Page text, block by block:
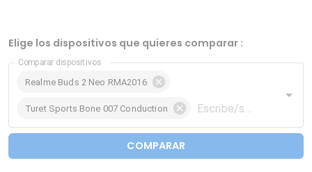
Elige los dispositivos que quieres comparar :
Comparar dispositivos
Realme Buds 2 Neo RMA2016
Turet Sports Bone 007 Conduction
COMPARAR